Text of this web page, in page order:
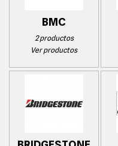
BMC
2 productos
Ver productos